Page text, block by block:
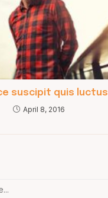
suscipit quis luctus
April 8, 2016